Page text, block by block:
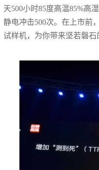
天500小时85度高温85%高
静电冲击500次。在上市前
试样机，为你带来坚若磐石